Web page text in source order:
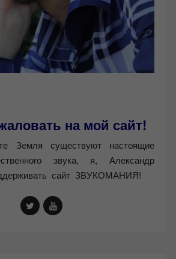
на мой сайт!
Земля существуют настоящие
звука, я, Александр
сайт ЗВУКОМАНИЯ!